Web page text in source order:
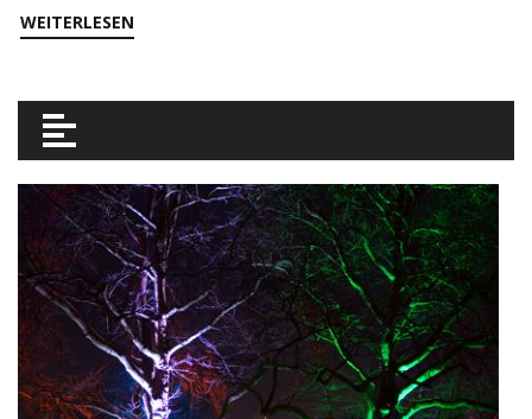
WEITERLESEN